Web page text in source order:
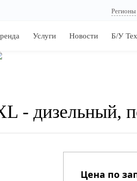
Услуги Новости Б/У
- дизельный,
Цена по